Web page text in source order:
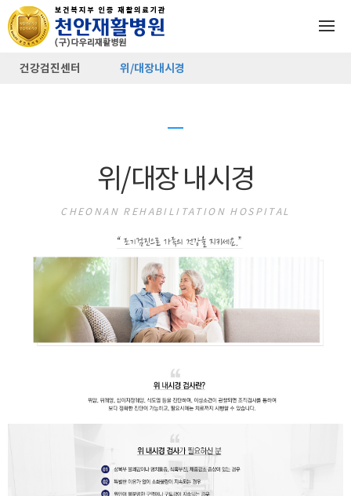
건강검진센터 위/대장내시경
위/대장 내시경
CHEONAN REHABILITATION HOSPITAL